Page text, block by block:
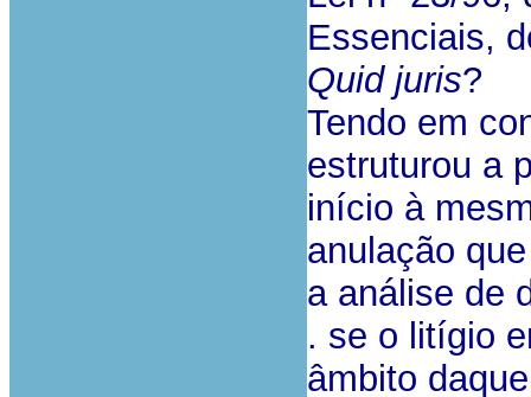
Essenciais,
Quid juris?
Tendo em
estruturou a
início à
anulação
a análise de
. se o litígio
âmbito